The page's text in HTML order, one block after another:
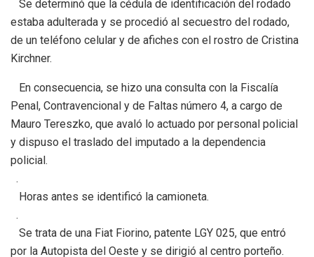
Se determinó que la cédula de identificación del rodado
estaba adulterada y se procedió al secuestro del rodado,
de un teléfono celular y de afiches con el rostro de Cristina
Kirchner.
En consecuencia, se hizo una consulta con la Fiscalía
Penal, Contravencional y de Faltas número 4, a cargo de
Mauro Tereszko, que avaló lo actuado por personal policial
y dispuso el traslado del imputado a la dependencia
policial.
.
Horas antes se identificó la camioneta.
.
Se trata de una Fiat Fiorino, patente LGY 025, que entró
por la Autopista del Oeste y se dirigió al centro porteño.